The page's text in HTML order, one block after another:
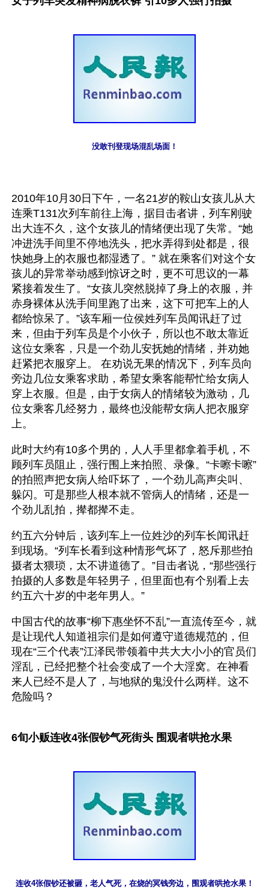
没敢刊登现场混乱场面！
2010年10月30日下午，一名21岁的鞍山女孩儿从大
连乘T131次列车前往上海，据目击者讲，列车刚驶
出大连不久，这个女孩儿的情绪便出现了失常。“她
冲进洗手间里不停地洗头，把水弄得到处都是，很
快她身上的衣服也都湿透了。” 就在乘客们对这个女
孩儿的异常举动感到惊讶之时，更不可思议的一幕
紧接着发生了。“女孩儿突然脱掉了身上的衣服，并
赤身裸体从洗手间里跑了出来，这下可把车上的人
都给惊呆了。”该车厢一位侯姓列车员闻讯赶了过
来，但由于列车员是个小伙子，所以也不敢太靠近
这位女乘客，只是一个劲儿安抚她的情绪，并劝她
赶紧把衣服穿上。 在劝说无果的情况下，列车员向
旁边几位女乘客求助，希望女乘客能帮忙给女病人
穿上衣服。但是，由于女病人的情绪较为激动，几
位女乘客几经努力，最终也没能帮女病人把衣服穿
上。
此时大约有10多个男的，人人手里都拿着手机，不
顾列车员阻止，强行围上来拍照、录像。“卡嚓卡嚓”
的拍照声把女病人给吓坏了，一个劲儿高声尖叫、
躲闪。可是那些人根本就不管病人的情绪，还是一
个劲儿乱拍，撵都撵不走。
约五六分钟后，该列车上一位姓沙的列车长闻讯赶
到现场。“列车长看到这种情形气坏了，怒斥那些拍
摄者太猥琐，太不讲道德了。”目击者说，“那些强行
拍摄的人多数是年轻男子，但里面也有个别看上去
约五六十岁的中老年男人。”
中国古代的故事“柳下惠坐怀不乱”一直流传至今，就
是让现代人知道祖宗们是如何遵守道德规范的，但
现在“三个代表”江泽民带领着中共大大小小的官员们
淫乱，已经把整个社会变成了一个大淫窝。在神看
来人已经不是人了，与地狱的鬼没什么两样。这不
危险吗？
6旬小贩连收4张假钞气死街头 围观者哄抢水果
连收4张假钞还被砸，老人气死，在烧的冥钱旁边，围观者哄抢水果！